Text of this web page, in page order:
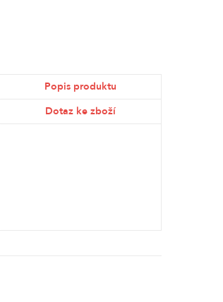
Popis produktu
Dotaz ke zboží